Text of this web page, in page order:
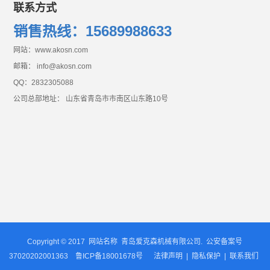
联系方式
销售热线：15689988633
网站：www.akosn.com
邮箱： info@akosn.com
QQ：2832305088
公司总部地址： 山东省青岛市市南区山东路10号
Copyright © 2017 网站名称 青岛爱克森机械有限公司. 公安备案号
37020202001363
鲁ICP备18001678号 法律声明 隐私保护 联系我们